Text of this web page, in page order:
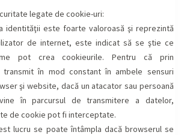
legate de cookie-uri:
identităţii este foarte valoroasă şi reprezintă
de internet, este indicat să se ştie ce
pot crea cookieurile. Pentru că prin
în mod constant în ambele sensuri
şi website, dacă un atacator sau persoană
în parcursul de transmitere a datelor,
de cookie pot fi interceptate.
lucru se poate întâmpla dacă browserul se